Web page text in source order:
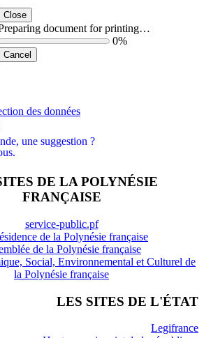
Close
document for printing…
0%
Cancel
des données
une suggestion ?
DE LA POLYNÉSIE
FRANÇAISE
service-public.pf
de la Polynésie française
de la Polynésie française
Social, Environnemental et Culturel de
la Polynésie française
LES SITES DE L'ÉTAT
Legifrance